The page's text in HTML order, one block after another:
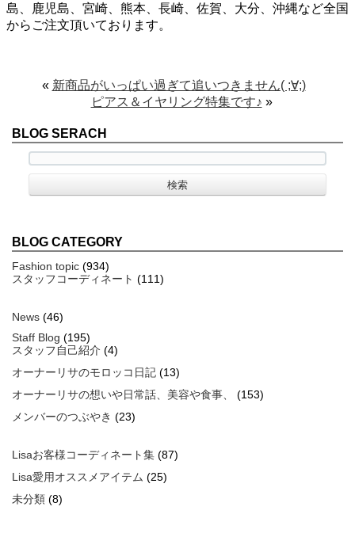
島、鹿児島、宮崎、熊本、長崎、佐賀、大分、沖縄など全国
からご注文頂いております。
« 新商品がいっぱい過ぎて追いつきません( ;∀;)
ピアス＆イヤリング特集です♪ »
BLOG SERACH
BLOG CATEGORY
Fashion topic (934)
スタッフコーディネート (111)
News (46)
Staff Blog (195)
スタッフ自己紹介 (4)
オーナーリサのモロッコ日記 (13)
オーナーリサの想いや日常話、美容や食事、
(153)
メンバーのつぶやき (23)
Lisaお客様コーディネート集 (87)
Lisa愛用オススメアイテム (25)
未分類 (8)